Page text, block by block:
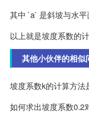
其中 `a` 是斜坡与水平
以上就是坡度系数的
其他小伙伴的相似
坡度系数k的计算方法
如何求出坡度系数0.2